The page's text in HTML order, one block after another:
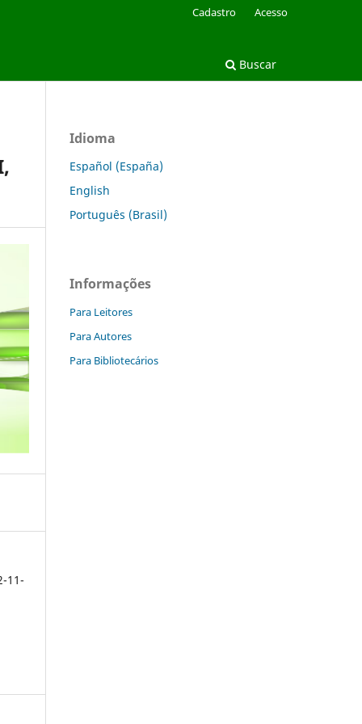
Buscar
Cadastro Acesso
11-
Idioma
Español (España)
English
Português (Brasil)
Informações
Para Leitores
Para Autores
Para Bibliotecários